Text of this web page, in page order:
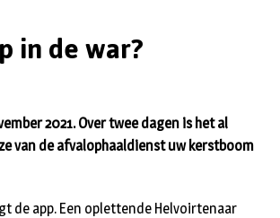
in de war?
2021. Over twee dagen is het al
van de afvalophaaldienst uw kerstboom
de app. Een oplettende Helvoirtenaar